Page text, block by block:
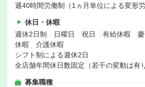
週40時間労働制（1ヵ月単位による変形労
休日・休暇
週休2日制 日曜日 祝日 有給休暇 慶
休暇 介護休暇
シフト制による週休2日
全店舗年間休日数固定（若干の変動は有り
募集職種